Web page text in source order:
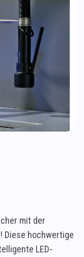
mit der
Diese hochwertige
LED-